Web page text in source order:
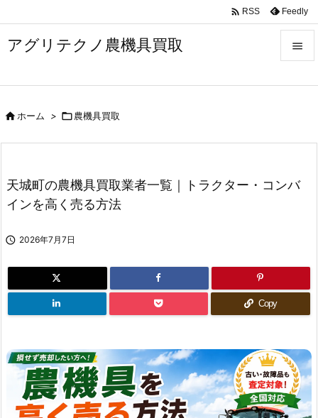
アグリテクノ農機具買取 


 RSS Feedly
ホーム > 農機具買取
天城町の農機具買取業者一覧｜トラクター・コンバ
インを高く売る方法
 2026年7月7日
Copy